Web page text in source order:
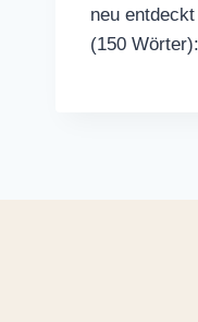
neu entdeckt
(150